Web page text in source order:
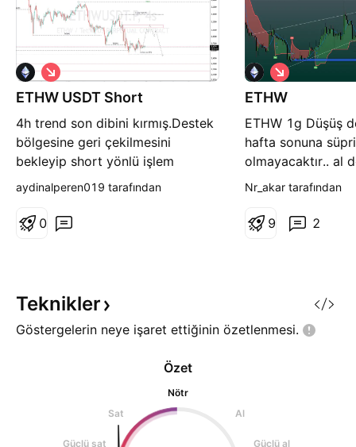
ETHW USDT Short
4h trend son dibini kırmış.Destek
bölgesine geri çekilmesini
bekleyip short yönlü işlem
kurgulanabilir Yatırım tavsiyesi
S
a
t
ş
aydinalperen019 tarafından
0
ETHW
ETHW 1g Düşüş
hafta sonuna
olmayacaktır.. al
demem.. tavsiye
S
a
t
ş
Nr_akar tarafından
2
9
Teknikler
Göstergelerin neye işaret ettiğinin özetlenmesi.
Özet
Nötr
Sat
Al
Güçlü sat Güçlü al